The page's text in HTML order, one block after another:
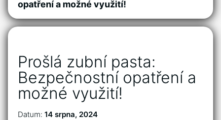
opatření a možné využití!
Prošlá zubní pasta:
Bezpečnostní opatření a
možné využití!
Datum: 14 srpna, 2024